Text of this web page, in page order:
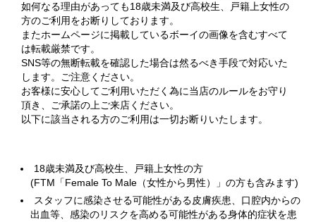
如何なる理由があっても18歳未満及び高校生、戸籍上女性の
方のご利用をお断りしております。
またホームページに掲載しているボーイの画像を含むすべて
は転載厳禁です。
SNS等の無断転載を確認した場合は然るべき手段で対応いた
します。ご注意ください。
お客様に安心してご利用いただく為に当店のルールをお守り
頂き、ご承諾の上ご来店ください。
以下に該当される方のご利用は一切お断りいたします。
18歳未満及び高校生、戸籍上女性の方
(FTM「Female To Male（女性から男性）」の方も含みます)
スタッフに感染させる可能性がある皮膚疾患、口腔内からの
出血等、感染のリスクを高める可能性がある身体的症状を患